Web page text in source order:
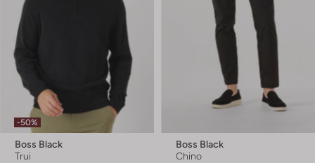
-50%
Boss Black
Trui
Boss Black
Chino